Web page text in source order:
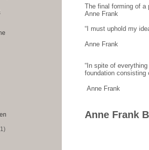
The final forming of a
Anne Frank
“I must uphold my
Anne Frank
“In spite of
foundation consisting
Anne Frank
Anne Frank